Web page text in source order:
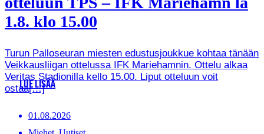
1.8. klo 15.00
Turun Palloseuran miesten edustusjoukkue kohtaa tänään
Veikkausliigan ottelussa IFK Mariehamnin. Ottelu alkaa
Veritas Stadionilla kello 15.00. Liput otteluun voit
ostaa[…]
LUE LISÄÄ
01.08.2026